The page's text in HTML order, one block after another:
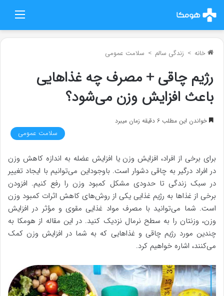
خانه > زندگی سالم > سلامت عمومی
رژیم چاقی + مصرف چه غذاهایی
باعث افزایش وزن می‌شود؟
خواندن این مطلب 6 دقیقه زمان میبرد
سلامت عمومی
برای برخی از افراد، افزایش وزن یا افزایش عضله به اندازه کاهش وزن
در افراد درگیر به چاقی دشوار است. باوجوداین می‌توانیم با ایجاد تغییر
در سبک زندگی تا حدودی مشکل کمبود وزن را رفع کنیم. افزودن
برخی از غذاها به رژیم غذایی یکی از روش‌های کاهش اثرات کمبود وزن
است. شما می‌توانید با مصرف مواد غذایی مقوی و مؤثر در افزایش
وزن، وزنتان را به سطح نرمال نزدیک کنید. در این مقاله از هومکا به
چندین مورد رژیم چاقی و غذاهایی که به شما در افزایش وزن کمک
می‌کنند، اشاره خواهیم کرد.